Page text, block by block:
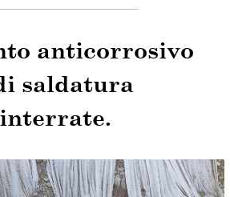
anticorrosivo
saldatura